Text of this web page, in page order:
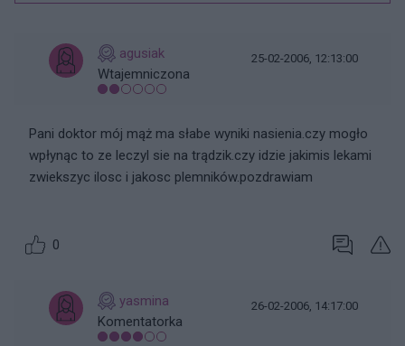
agusiak
Wtajemniczona
25-02-2006, 12:13:00
Pani doktor mój mąż ma słabe wyniki nasienia.czy mogło
wpłynąc to ze leczyl sie na trądzik.czy idzie jakimis lekami
zwiekszyc ilosc i jakosc plemników.pozdrawiam
0
yasmina
Komentatorka
26-02-2006, 14:17:00